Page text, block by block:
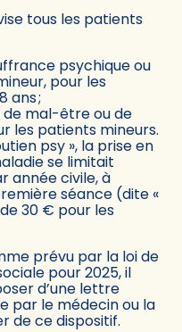
tous les patients
psychique ou
pour les
ans ;
mal-être ou de
les patients mineurs.
psy », la prise en
se limitait
année civile, à
séance (dite «
30 € pour les
prévu par la loi de
pour 2025, il
d’une lettre
par le médecin ou la
de ce dispositif.